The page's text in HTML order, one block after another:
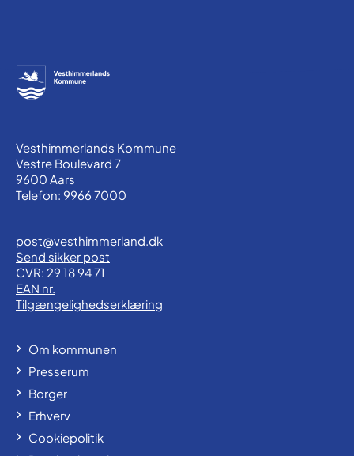
Vesthimmerlands Kommune
Vestre Boulevard 7
9600 Aars
Telefon: 9966 7000
post@vesthimmerland.dk
Send sikker post
CVR: 29 18 94 71
EAN nr.
Tilgængelighedserklæring
Om kommunen
Presserum
Borger
Erhverv
Cookiepolitik